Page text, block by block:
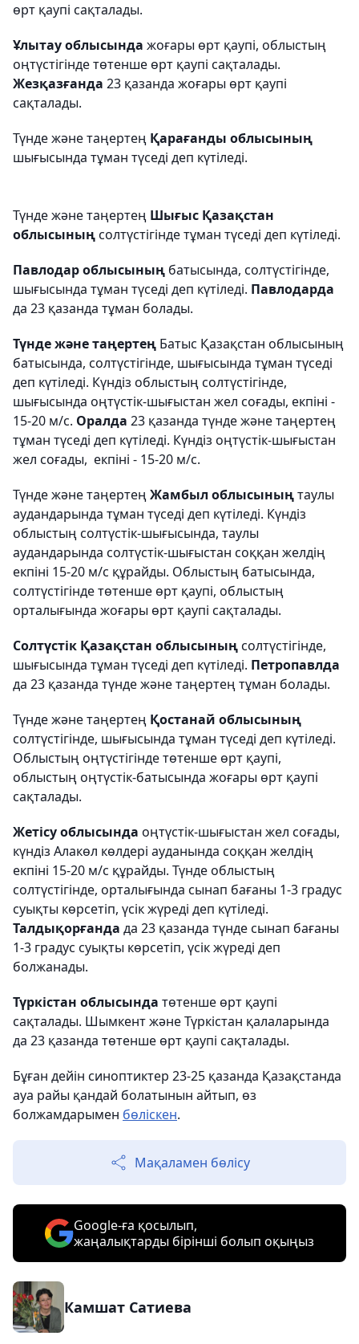
өрт қаупі сақталады.
Ұлытау облысында жоғары өрт қаупі, облыстың
оңтүстігінде төтенше өрт қаупі сақталады.
Жезқазғанда 23 қазанда жоғары өрт қаупі
сақталады.
Түнде және таңертең Қарағанды облысының
шығысында тұман түседі деп күтіледі.
Түнде және таңертең Шығыс Қазақстан
облысыныңсолтүстігінде тұман түседі деп күтіледі.
Павлодар облысының батысында, солтүстігінде,
шығысында тұман түседі деп күтіледі. Павлодарда
да 23 қазанда тұман болады.
Түнде және таңертең Батыс Қазақстан облысының
батысында, солтүстігінде, шығысында тұман түседі
деп күтіледі. Күндіз облыстың солтүстігінде,
шығысында оңтүстік-шығыстан жел соғады, екпіні -
15-20 м/с. Оралда 23 қазанда түнде және таңертең
тұман түседі деп күтіледі. Күндіз оңтүстік-шығыстан
жел соғады, екпіні - 15-20 м/с.
Түнде және таңертең Жамбыл облысыныңтаулы
аудандарында тұман түседі деп күтіледі. Күндіз
облыстың солтүстік-шығысында, таулы
аудандарында солтүстік-шығыстан соққан желдің
екпіні 15-20 м/с құрайды. Облыстың батысында,
солтүстігінде төтенше өрт қаупі, облыстың
орталығында жоғары өрт қаупі сақталады.
Солтүстік Қазақстан облысыныңсолтүстігінде,
шығысында тұман түседі деп күтіледі. Петропавлда
да 23 қазанда түнде және таңертең тұман болады.
Түнде және таңертең Қостанай облысының
солтүстігінде, шығысында тұман түседі деп күтіледі.
Облыстың оңтүстігінде төтенше өрт қаупі,
облыстың оңтүстік-батысында жоғары өрт қаупі
сақталады.
Жетісу облысында оңтүстік-шығыстан жел соғады,
күндіз Алакөл көлдері ауданында соққан желдің
екпіні 15-20 м/с құрайды. Түнде облыстың
солтүстігінде, орталығында сынап бағаны 1-3 градус
суықты көрсетіп, үсік жүреді деп күтіледі.
Талдықорғанда да 23 қазанда түнде сынап бағаны
1-3 градус суықты көрсетіп, үсік жүреді деп
болжанады.
Түркістан облысында төтенше өрт қаупі
сақталады. Шымкент және Түркістан қалаларында
да 23 қазанда төтенше өрт қаупі сақталады.
Бұған дейін синоптиктер 23-25 қазанда Қазақстанда
ауа райы қандай болатынын айтып, өз
болжамдарымен бөліскен.
Мақаламен бөлісу
Google-ға қосылып,
жаңалықтарды бірінші болып оқыңыз
Камшат Сатиева